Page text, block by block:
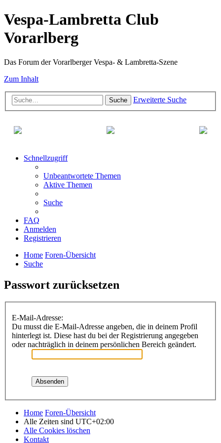
Vespa-Lambretta Club
Vorarlberg
Das Forum der Vorarlberger Vespa- & Lambretta-Szene
Zum Inhalt
Suche Erweiterte Suche
Schnellzugriff
Unbeantwortete Themen
Aktive Themen
Suche
FAQ
Anmelden
Registrieren
Home Foren-Übersicht
Suche
Passwort zurücksetzen
E-Mail-Adresse:
Du musst die E-Mail-Adresse angeben, die in deinem Profil
hinterlegt ist. Diese hast du bei der Registrierung angegeben
oder nachträglich in deinem persönlichen Bereich geändert.
Home Foren-Übersicht
Alle Zeiten sind UTC+02:00
Alle Cookies löschen
Kontakt